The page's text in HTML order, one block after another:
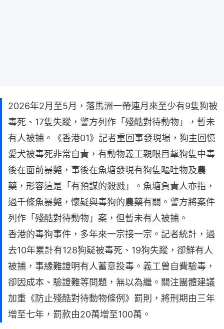
2026年2月至5月，落馬洲一帶連月來至少有9隻狗被
毒死、17隻失蹤，警方列作「殘酷對待動物」，暫未
有人被捕。《香港01》記者重回事發現場，狗主回憶
愛犬被毒死非常自責，有動物義工親眼目擊狗隻中毒
後在面前暴斃，事後在魚塘發現有狗隻嘔吐物及農
藥，形容這是「有預謀的殺戮」。魚塘負責人亦指，
過千條魚暴斃，懷疑與毒狗的農藥有關。警方將案件
列作「殘酷對待動物」案，但暫未有人被捕。
香港的毒狗事件，多年來一宗接一宗。記者統計，過
去10年累計有128狗疑被毒死、19狗失蹤，卻鮮有人
被捕，事緣難證明有人蓄意投毒。義工曾自費驗毒，
卻因成本、驗證難等問題，無以為繼。關注團體建議
加重《防止殘酷對待動物條例》罰則，將刑期由三年
增至七年，罰款由20萬增至100萬。